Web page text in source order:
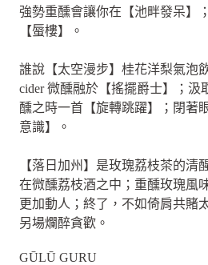
強勢重醺會讓你在【池畔發呆】
【蜃樓】。
誰說【太空漫步】桂花洋梨氣泡
cider 微醺融於【搖擺爵士】；汲
醺之時一首【旋轉跳躍】；閉著
意識】。
【落日加州】是玫瑰荔枝茶的清
在微醺荔枝酒之中；重醺玫瑰風
更加動人；終了，不如倚肩共賭
另場爛醉貪歡。
GŪLŪ GURU